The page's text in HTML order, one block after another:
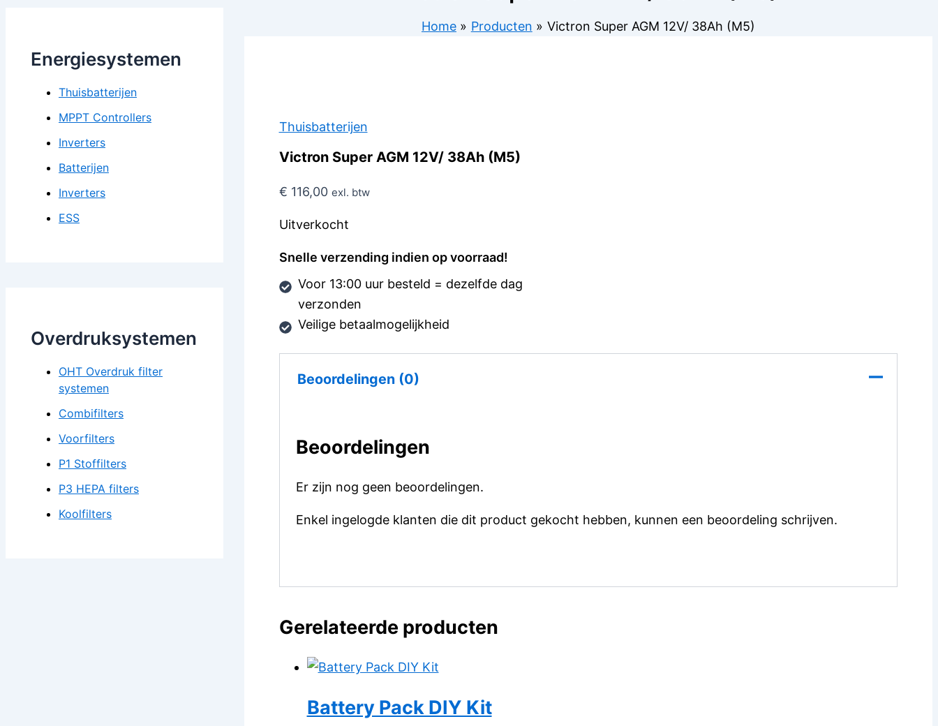
Energiesystemen
Thuisbatterijen
MPPT Controllers
Inverters
Batterijen
Inverters
ESS
Overdruksystemen
OHT Overdruk filter
systemen
Combifilters
Voorfilters
P1 Stoffilters
P3 HEPA filters
Koolfilters
Home Producten Victron Super AGM 12V/ 38Ah (M5)
Thuisbatterijen
Victron Super AGM 12V/ 38Ah (M5)
€ 116,00 exl. btw
Uitverkocht
Snelle verzending indien op voorraad!
Voor 13:00 uur besteld = dezelfde dag
verzonden
Veilige betaalmogelijkheid
Beoordelingen (0)
Beoordelingen
Er zijn nog geen beoordelingen.
Enkel ingelogde klanten die dit product gekocht hebben, kunnen een beoordeling schrijven.
Gerelateerde producten
Battery Pack DIY Kit